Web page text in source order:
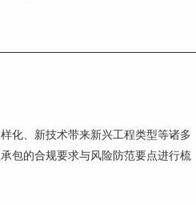
化、新技术带来新兴工程类型等诸多
包的合规要求与风险防范要点进行梳